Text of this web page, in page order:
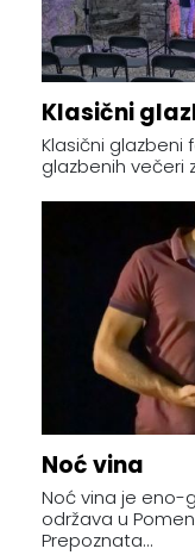
Klasični
Klasični glazbeni
glazbenih večeri
Noć vina
Noć vina je eno-
održava u
Prepoznata...